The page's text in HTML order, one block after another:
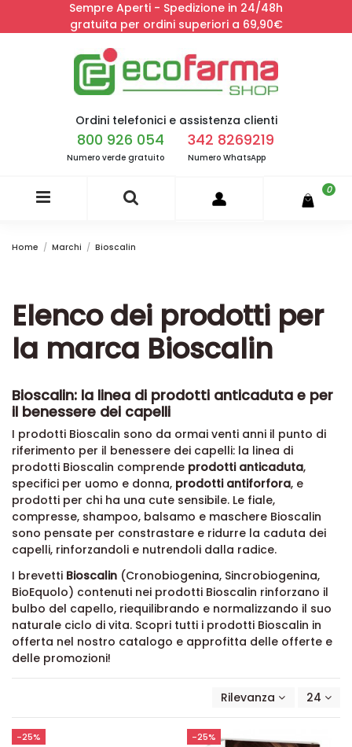
Sempre Aperti - Spedizione in 24/48h
gratuita per ordini superiori a 69,90€
Ordini telefonici e assistenza clienti
800 926 054
Numero verde gratuito
342 8269219
Numero WhatsApp
0
Home Marchi Bioscalin
Elenco dei prodotti per
la marca Bioscalin
Bioscalin: la linea di prodotti anticaduta e per
il benessere dei capelli
I prodotti Bioscalin sono da ormai venti anni il punto di
riferimento per il benessere dei capelli: la linea di
prodotti Bioscalin comprende prodotti anticaduta,
specifici per uomo e donna, prodotti antiforfora, e
prodotti per chi ha una cute sensibile. Le fiale,
compresse, shampoo, balsamo e maschere Bioscalin
sono pensate per constrastare e ridurre la caduta dei
capelli, rinforzandoli e nutrendoli dalla radice.
I brevetti Bioscalin (Cronobiogenina, Sincrobiogenina,
BioEquolo) contenuti nei prodotti Bioscalin rinforzano il
bulbo del capello, riequilibrando e normalizzando il suo
naturale ciclo di vita. Scopri tutti i prodotti Bioscalin in
offerta nel nostro catalogo e approfitta delle offerte e
delle promozioni!
Rilevanza 24
-25% -25%